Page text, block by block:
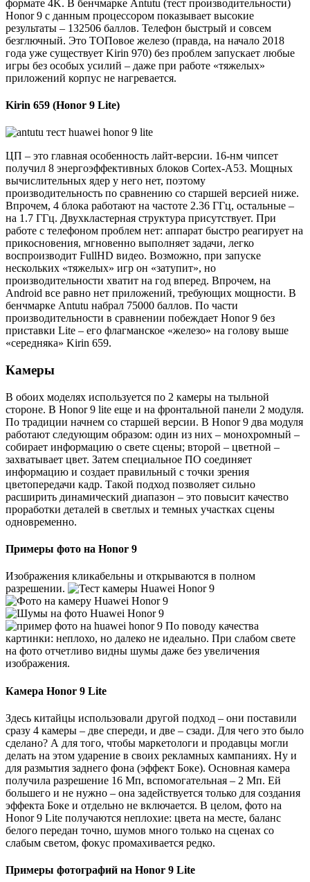
формате 4K. В бенчмарке Antutu (тест производительности)
Honor 9 с данным процессором показывает высокие
результаты – 132506 баллов. Телефон быстрый и совсем
безглючный. Это ТОПовое железо (правда, на начало 2018
года уже существует Kirin 970) без проблем запускает любые
игры без особых усилий – даже при работе «тяжелых»
приложений корпус не нагревается.
Kirin 659 (Honor 9 Lite)
ЦП – это главная особенность лайт-версии. 16-нм чипсет
получил 8 энергоэффективных блоков Cortex-A53. Мощных
вычислительных ядер у него нет, поэтому
производительность по сравнению со старшей версией ниже.
Впрочем, 4 блока работают на частоте 2.36 ГГц, остальные –
на 1.7 ГГц. Двухкластерная структура присутствует. При
работе с телефоном проблем нет: аппарат быстро реагирует на
прикосновения, мгновенно выполняет задачи, легко
воспроизводит FullHD видео. Возможно, при запуске
нескольких «тяжелых» игр он «затупит», но
производительности хватит на год вперед. Впрочем, на
Android все равно нет приложений, требующих мощности. В
бенчмарке Antutu набрал 75000 баллов. По части
производительности в сравнении побеждает Honor 9 без
приставки Lite – его флагманское «железо» на голову выше
«середняка» Kirin 659.
Камеры
В обоих моделях используется по 2 камеры на тыльной
стороне. В Honor 9 lite еще и на фронтальной панели 2 модуля.
По традиции начнем со старшей версии. В Honor 9 два модуля
работают следующим образом: один из них – монохромный –
собирает информацию о свете сцены; второй – цветной –
захватывает цвет. Затем специальное ПО соединяет
информацию и создает правильный с точки зрения
цветопередачи кадр. Такой подход позволяет сильно
расширить динамический диапазон – это повысит качество
проработки деталей в светлых и темных участках сцены
одновременно.
Примеры фото на Honor 9
Изображения кликабельны и открываются в полном
разрешении.
По поводу качества
картинки: неплохо, но далеко не идеально. При слабом свете
на фото отчетливо видны шумы даже без увеличения
изображения.
Камера Honor 9 Lite
Здесь китайцы использовали другой подход – они поставили
сразу 4 камеры – две спереди, и две – сзади. Для чего это было
сделано? А для того, чтобы маркетологи и продавцы могли
делать на этом ударение в своих рекламных кампаниях. Ну и
для размытия заднего фона (эффект Боке). Основная камера
получила разрешение 16 Мп, вспомогательная – 2 Мп. Ей
большего и не нужно – она задействуется только для создания
эффекта Боке и отдельно не включается. В целом, фото на
Honor 9 Lite получаются неплохие: цвета на месте, баланс
белого передан точно, шумов много только на сценах со
слабым светом, фокус промахивается редко.
Примеры фотографий на Honor 9 Lite